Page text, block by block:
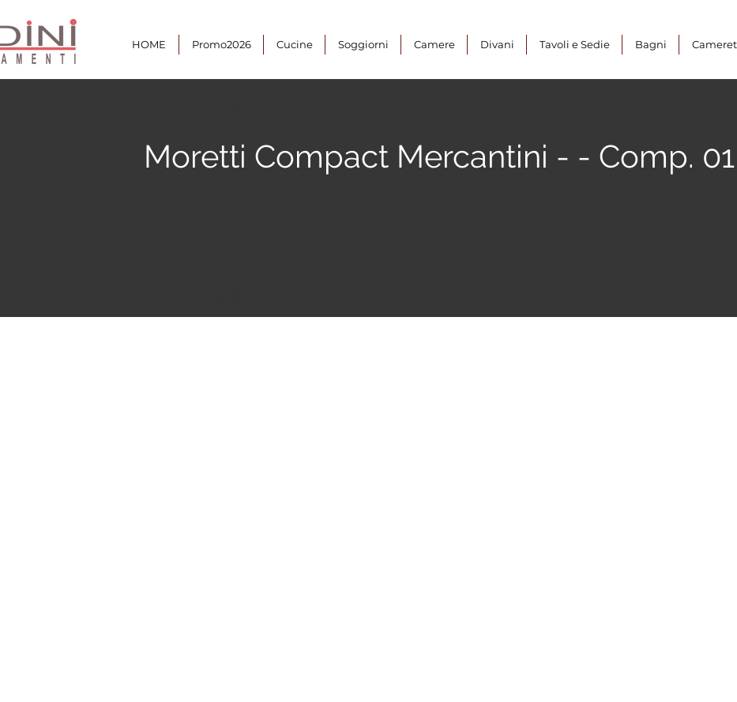
HOME Promo2026 Cucine Soggiorni Camere Divani Tavoli e Sedie Bagni
Moretti Compact Mercantini - - Comp. 01